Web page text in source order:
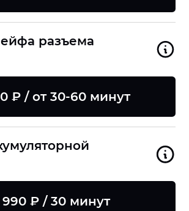
разъема
₽ / от 30-60 минут
990 ₽ / 30 минут